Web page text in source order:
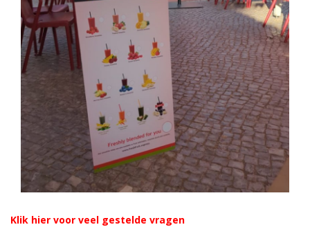
Klik hier voor veel gestelde vragen